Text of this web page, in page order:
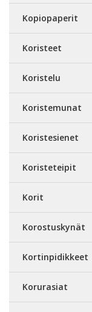
Kopiopaperit
Koristeet
Koristelu
Koristemunat
Koristesienet
Koristeteipit
Korit
Korostuskynät
Kortinpidikkeet
Korurasiat